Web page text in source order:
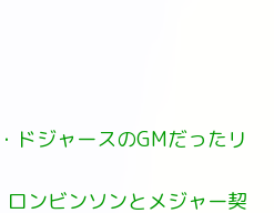
ドジャースのGMだったリ
ンビンソンとメジャー契